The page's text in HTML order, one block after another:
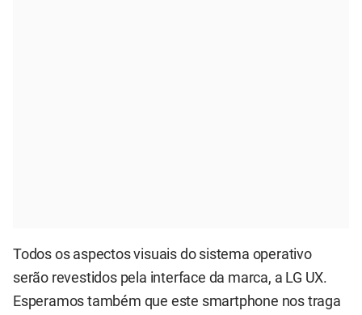
Todos os aspectos visuais do sistema operativo
serão revestidos pela interface da marca, a LG UX.
Esperamos também que este smartphone nos traga